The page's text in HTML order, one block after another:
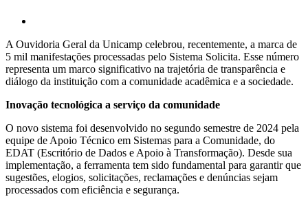
A Ouvidoria Geral da Unicamp celebrou, recentemente, a marca de
5 mil manifestações processadas pelo Sistema Solicita. Esse número
representa um marco significativo na trajetória de transparência e
diálogo da instituição com a comunidade acadêmica e a sociedade.
Inovação tecnológica a serviço da comunidade
O novo sistema foi desenvolvido no segundo semestre de 2024 pela
equipe de Apoio Técnico em Sistemas para a Comunidade, do
EDAT (Escritório de Dados e Apoio à Transformação). Desde sua
implementação, a ferramenta tem sido fundamental para garantir que
sugestões, elogios, solicitações, reclamações e denúncias sejam
processados com eficiência e segurança.